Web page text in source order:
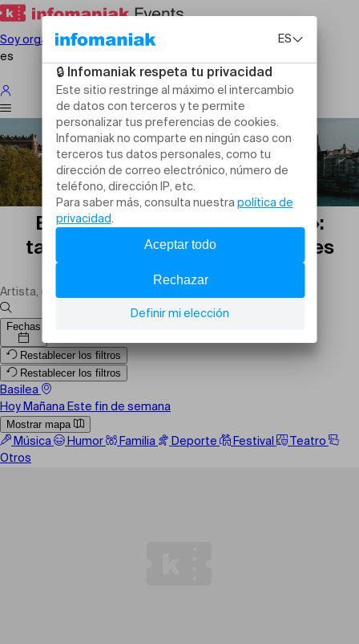
Soy organizador
es
Eventos variados « en Basilea »:
talleres, encuentros y actividades
originales
Fechas
Restablecer los filtros
Restablecer los filtros
Basilea
Hoy Mañana Este fin de semana
Mostrar mapa
Música Humor Familia Deporte Festival
Teatro
Otros